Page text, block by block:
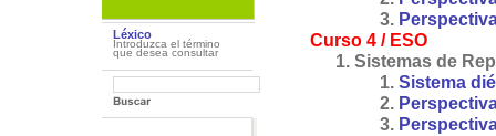
Léxico
Introduzca el término
que desea consultar
Curso 4 / ESO
Sistemas de
Sistema